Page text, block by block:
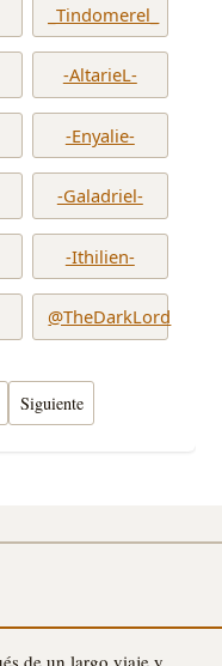
_Tindomerel_
-AltarieL-
-Enyalie-
-Galadriel-
-Ithilien-
@TheDarkLord
Siguiente
de un largo viaje y